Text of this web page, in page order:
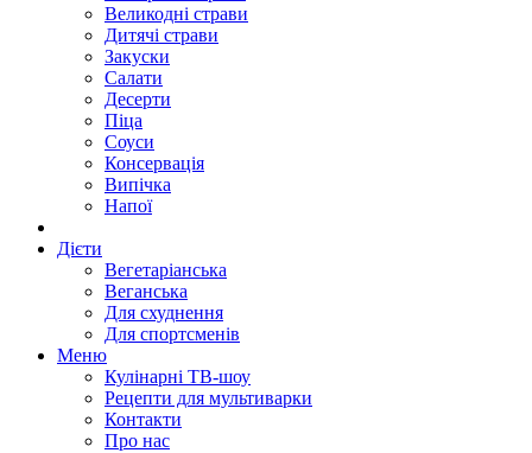
Великодні страви
Дитячі страви
Закуски
Салати
Десерти
Піца
Соуси
Консервація
Випічка
Напої
Дієти
Вегетаріанська
Веганська
Для схуднення
Для спортсменів
Меню
Кулінарні ТВ-шоу
Рецепти для мультиварки
Контакти
Про нас